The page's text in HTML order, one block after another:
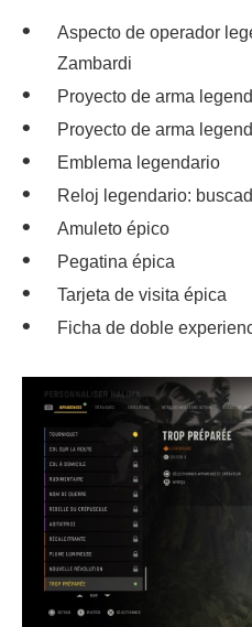
Aspecto de operador
Zambardi
Proyecto de arma
Proyecto de arma
Emblema legendario
Reloj legendario:
Amuleto épico
Pegatina épica
Tarjeta de visita épica
Ficha de doble